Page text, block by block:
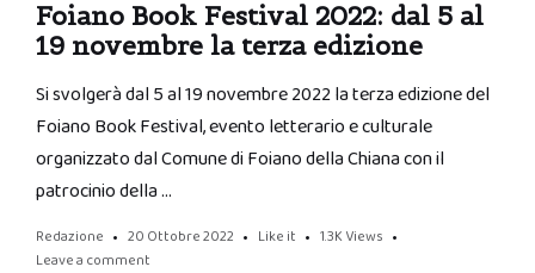
Foiano Book Festival 2022: dal 5 al
19 novembre la terza edizione
Si svolgerà dal 5 al 19 novembre 2022 la terza edizione del
Foiano Book Festival, evento letterario e culturale
organizzato dal Comune di Foiano della Chiana con il
patrocinio della …
Redazione 20 Ottobre 2022 Like it 1.3K Views
Leave a comment